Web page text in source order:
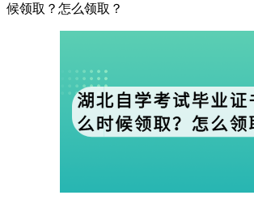
候领取？怎么领取？